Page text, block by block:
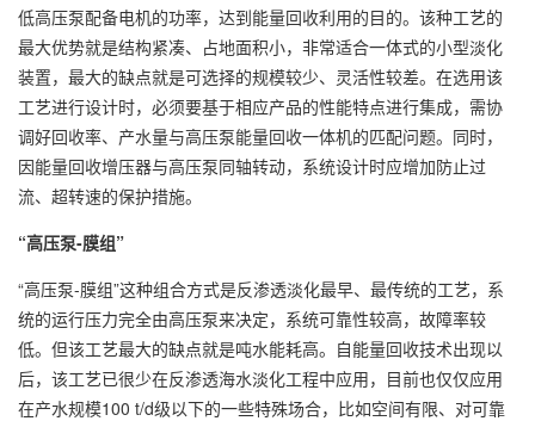
低高压泵配备电机的功率，达到能量回收利用的目的。该种工艺的
最大优势就是结构紧凑、占地面积小，非常适合一体式的小型淡化
装置，最大的缺点就是可选择的规模较少、灵活性较差。在选用该
工艺进行设计时，必须要基于相应产品的性能特点进行集成，需协
调好回收率、产水量与高压泵能量回收一体机的匹配问题。同时，
因能量回收增压器与高压泵同轴转动，系统设计时应增加防止过
流、超转速的保护措施。
“高压泵-膜组”
“高压泵-膜组”这种组合方式是反渗透淡化最早、最传统的工艺，系
统的运行压力完全由高压泵来决定，系统可靠性较高，故障率较
低。但该工艺最大的缺点就是吨水能耗高。自能量回收技术出现以
后，该工艺已很少在反渗透海水淡化工程中应用，目前也仅仅应用
在产水规模100 t/d级以下的一些特殊场合，比如空间有限、对可靠